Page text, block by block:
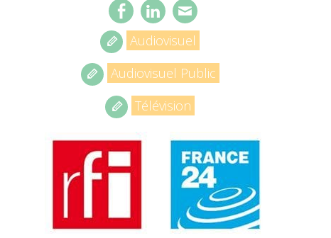
Audiovisuel
Audiovisuel Public
Télévision